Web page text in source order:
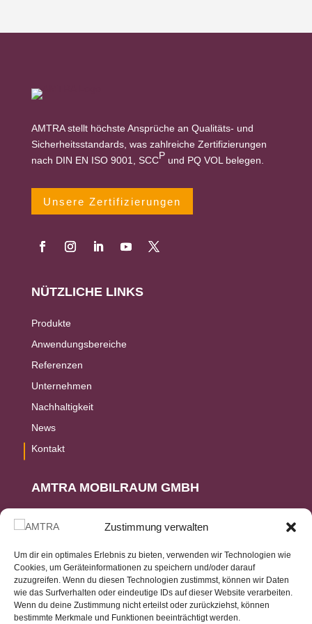
Zustimmung verwalten
Um dir ein optimales Erlebnis zu bieten, verwenden wir Technologien wie
Cookies, um Geräteinformationen zu speichern und/oder darauf
zuzugreifen. Wenn du diesen Technologien zustimmst, können wir Daten
wie das Surfverhalten oder eindeutige IDs auf dieser Website verarbeiten.
Wenn du deine Zustimmung nicht erteilst oder zurückziehst, können
bestimmte Merkmale und Funktionen beeinträchtigt werden.
AMTRA stellt höchste Ansprüche an Qualitäts- und
Sicherheitsstandards, was zahlreiche Zertifizierungen
nach DIN EN ISO 9001, SCCP und PQ VOL belegen.
Unsere Zertifizierungen
NÜTZLICHE LINKS
Produkte
Anwendungsbereiche
Referenzen
Unternehmen
Nachhaltigkeit
News
Kontakt
AMTRA MOBILRAUM GMBH
D-56307 Dernbach
+49 (2236) 96989-0
INFO@AMTRA-GMBH.DE